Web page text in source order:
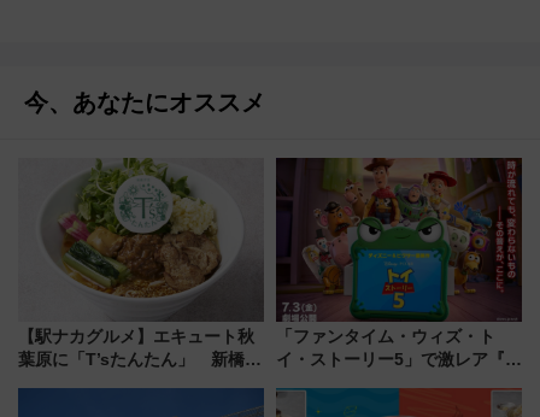
今、あなたにオススメ
【駅ナカグルメ】エキュート秋
葉原に「T’sたんたん」 新橋に
饅」、オムライス専門店「肉と
「ファンタイム・ウィズ・ト
イ・ストーリー5」で激レア『ロ
デコレーションも徹底解説